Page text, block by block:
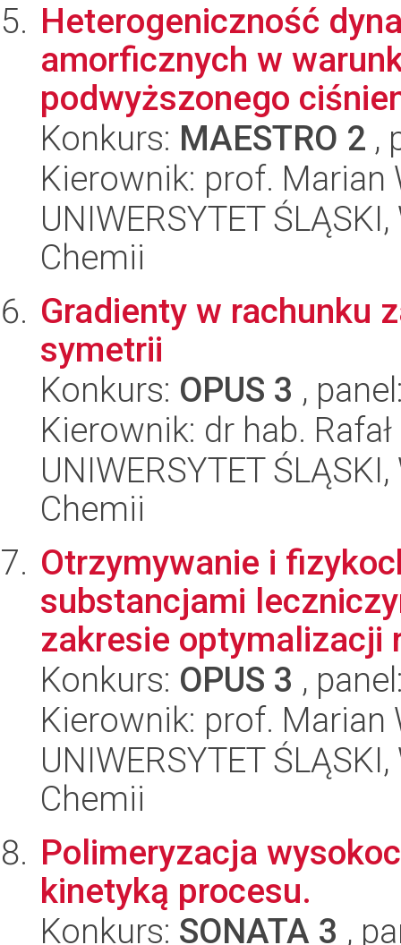
Heterogeniczność
amorficznych w
podwyższonego
Konkurs: MAESTRO 2 ,
Kierownik: prof. Marian
UNIWERSYTET
Chemii
Gradienty w rachunku
symetrii
Konkurs: OPUS 3 ,
Kierownik: dr hab.
UNIWERSYTET
Chemii
Otrzymywanie i
substancjami
zakresie optymalizacji
Konkurs: OPUS 3 ,
Kierownik: prof. Marian
UNIWERSYTET
Chemii
Polimeryzacja
kinetyką procesu.
Konkurs: SONATA 3 ,